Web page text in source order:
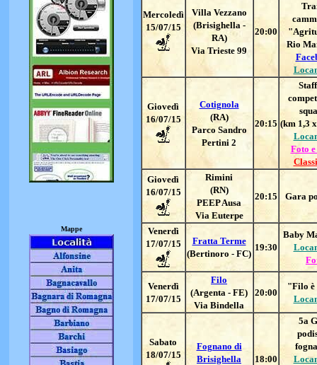
Mercoledì
15/07/15
Villa Vezzano
(Brisighella -
RA)
Via Trieste 99
20:00
Rio
Giovedì
16/07/15
Cotignola
(RA)
Parco Sandro
Pertini 2
20:15 (km 1,3
Foto
Giovedì
16/07/15
Rimini
(RN)
PEEP Ausa
Via Euterpe
20:15 Gara
Venerdì
17/07/15
Fratta Terme
(Bertinoro - FC)
19:30
Baby
Venerdì
17/07/15
Filo
(Argenta - FE)
Via Bindella
20:00
"Filo è
Sabato
18/07/15
Fognano di
Brisighella
18:00
5a
Mappe